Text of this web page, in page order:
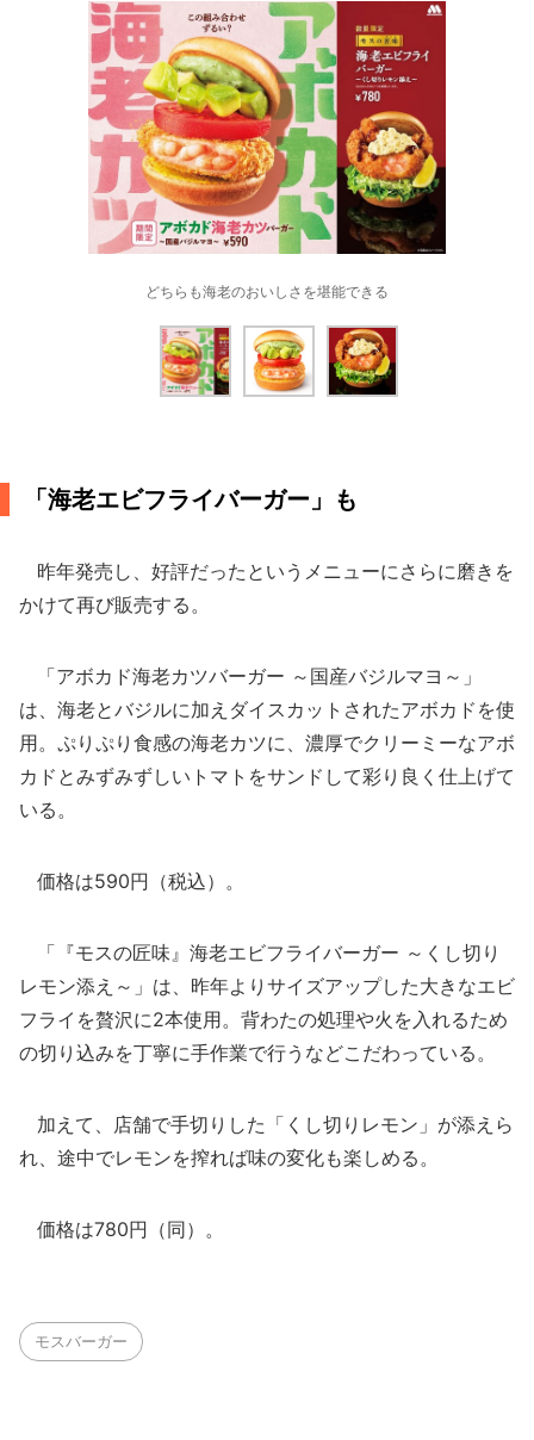
どちらも海老のおいしさを堪能できる
「海老エビフライバーガー」も
昨年発売し、好評だったというメニューにさらに磨きを
かけて再び販売する。
「アボカド海老カツバーガー ～国産バジルマヨ～」
は、海老とバジルに加えダイスカットされたアボカドを使
用。ぷりぷり食感の海老カツに、濃厚でクリーミーなアボ
カドとみずみずしいトマトをサンドして彩り良く仕上げて
いる。
価格は590円（税込）。
「『モスの匠味』海老エビフライバーガー ～くし切り
レモン添え～」は、昨年よりサイズアップした大きなエビ
フライを贅沢に2本使用。背わたの処理や火を入れるため
の切り込みを丁寧に手作業で行うなどこだわっている。
加えて、店舗で手切りした「くし切りレモン」が添えら
れ、途中でレモンを搾れば味の変化も楽しめる。
価格は780円（同）。
モスバーガー